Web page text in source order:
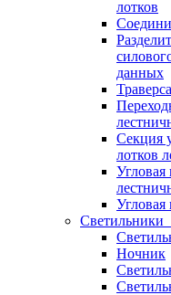
лотков
данных
Секция
лотков
Угловая
Угловая
Светильники
Ночник